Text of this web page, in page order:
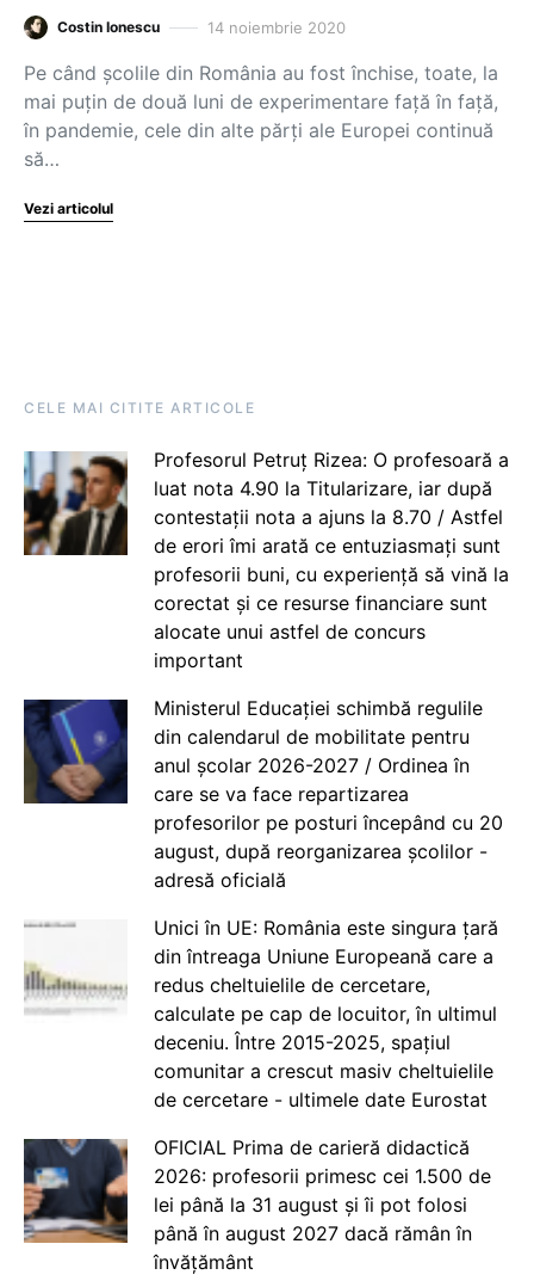
Costin Ionescu 14 noiembrie 2020
Pe când școlile din România au fost închise, toate, la
mai puțin de două luni de experimentare față în față,
în pandemie, cele din alte părți ale Europei continuă
să…
Vezi articolul
CELE MAI CITITE ARTICOLE
Profesorul Petruț Rizea: O profesoară a
luat nota 4.90 la Titularizare, iar după
contestații nota a ajuns la 8.70 / Astfel
de erori îmi arată ce entuziasmați sunt
profesorii buni, cu experiență să vină la
corectat și ce resurse financiare sunt
alocate unui astfel de concurs
important
Ministerul Educației schimbă regulile
din calendarul de mobilitate pentru
anul școlar 2026-2027 / Ordinea în
care se va face repartizarea
profesorilor pe posturi începând cu 20
august, după reorganizarea școlilor -
adresă oficială
Unici în UE: România este singura țară
din întreaga Uniune Europeană care a
redus cheltuielile de cercetare,
calculate pe cap de locuitor, în ultimul
deceniu. Între 2015-2025, spațiul
comunitar a crescut masiv cheltuielile
de cercetare - ultimele date Eurostat
OFICIAL Prima de carieră didactică
2026: profesorii primesc cei 1.500 de
lei până la 31 august și îi pot folosi
până în august 2027 dacă rămân în
învățământ